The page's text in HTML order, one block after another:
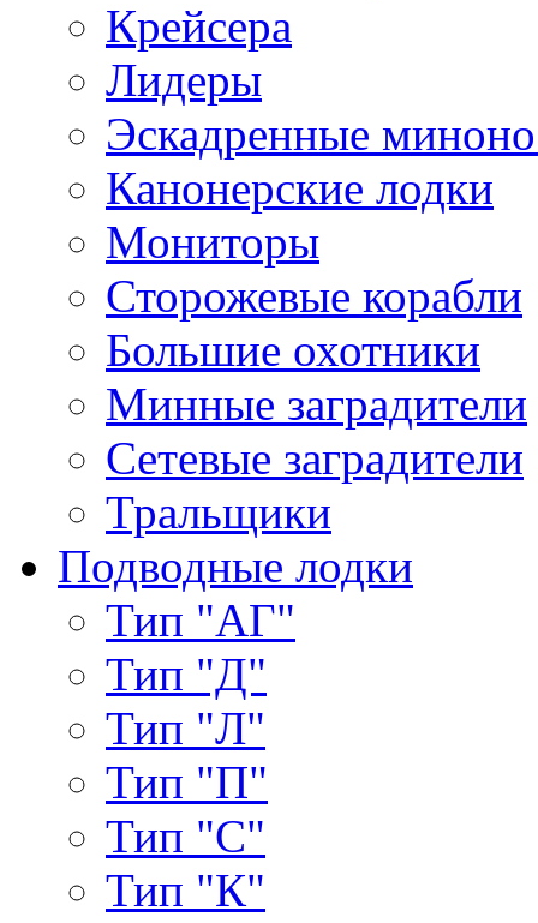
Крейсера
Лидеры
Эскадренные
Канонерские лодки
Мониторы
Сторожевые корабли
Большие охотники
Минные заградители
Сетевые заградители
Тральщики
Подводные лодки
Тип "АГ"
Тип "Д"
Тип "Л"
Тип "П"
Тип "С"
Тип "К"